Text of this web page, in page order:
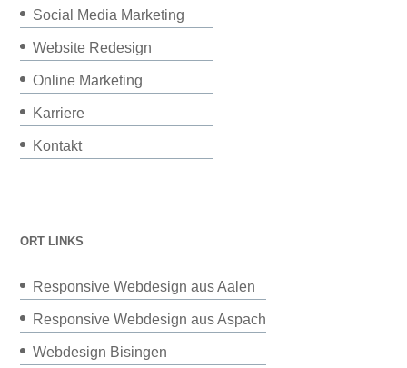
Social Media Marketing
Website Redesign
Online Marketing
Karriere
Kontakt
ORT LINKS
Responsive Webdesign aus Aalen
Responsive Webdesign aus Aspach
Webdesign Bisingen